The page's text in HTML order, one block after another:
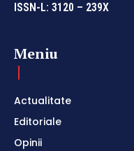
ISSN-L: 3120 – 239X
Meniu
Actualitate
Editoriale
Opinii